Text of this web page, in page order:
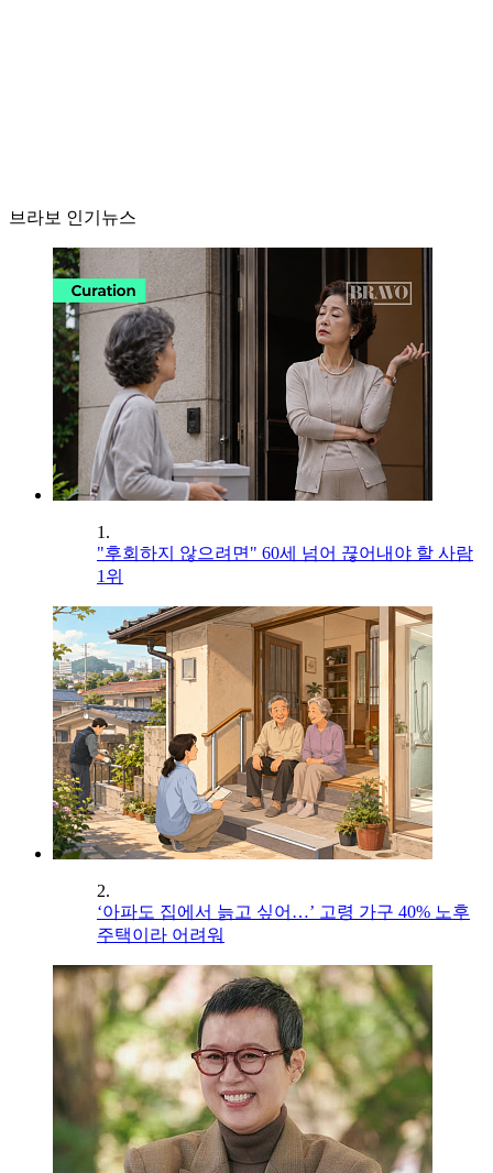
브라보 인기뉴스
1.
"후회하지 않으려면" 60세 넘어 끊어내야 할 사람
1위
2.
‘아파도 집에서 늙고 싶어…’ 고령 가구 40% 노후
주택이라 어려워